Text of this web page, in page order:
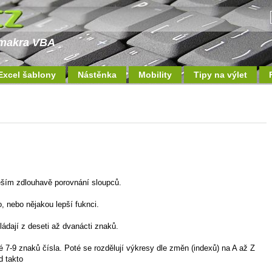
VBA
šablony Nástěnka Mobility Tipy na výlet
zdlouhavě porovnání sloupců.
nebo nějakou lepší fuknci.
z deseti až dvanácti znaků.
7-9 znaků čísla. Poté se rozdělují výkresy dle změn (indexů) na A až Z
takto